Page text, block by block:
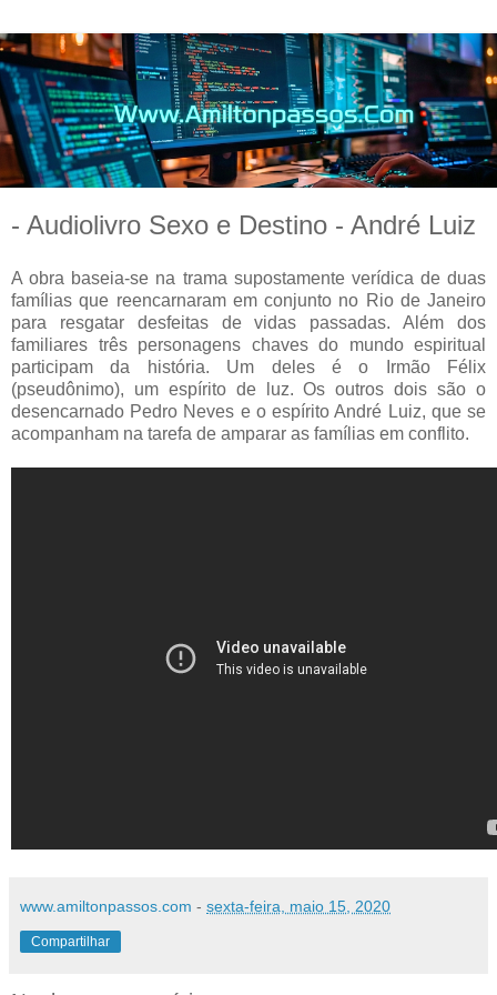
- Audiolivro Sexo e Destino - André Luiz
A obra baseia-se na trama supostamente verídica de duas
famílias que reencarnaram em conjunto no Rio de Janeiro
para resgatar desfeitas de vidas passadas. Além dos
familiares três personagens chaves do mundo espiritual
participam da história. Um deles é o Irmão Félix
(pseudônimo), um espírito de luz. Os outros dois são o
desencarnado Pedro Neves e o espírito André Luiz, que se
acompanham na tarefa de amparar as famílias em conflito.
www.amiltonpassos.com - sexta-feira, maio 15, 2020
Compartilhar